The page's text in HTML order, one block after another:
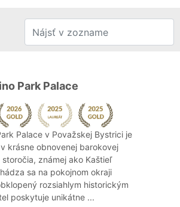
Park Palace
Palace v Považskej Bystrici je
krásne obnovenej barokovej
storočia, známej ako Kaštieľ
sa na pokojnom okraji
rozsiahlym historickým
poskytuje unikátne ...